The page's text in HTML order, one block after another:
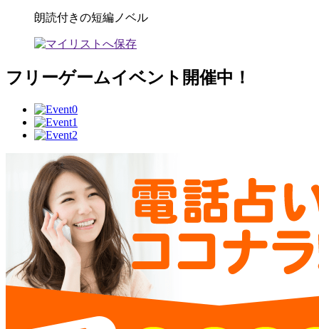
朗読付きの短編ノベル
フリーゲームイベント開催中！